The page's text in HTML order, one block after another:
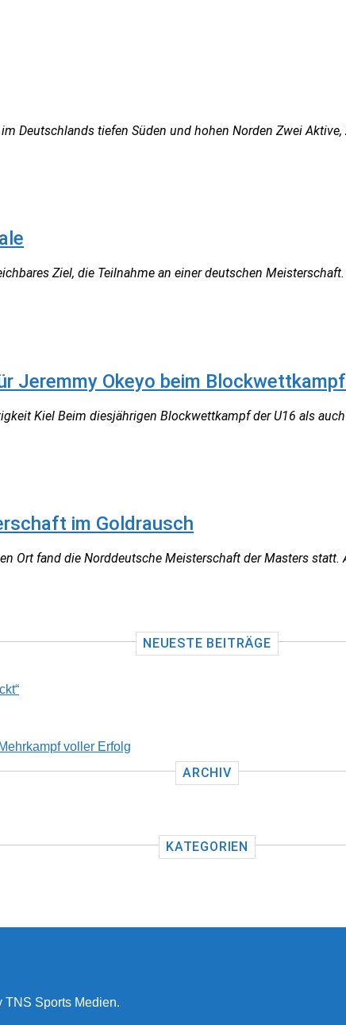
Deutschlands tiefen Süden und hohen Norden Zwei
Ziel, die Teilnahme an einer deutschen
Jeremmy Okeyo beim Blockwettkampf
Kiel Beim diesjährigen Blockwettkampf der U16 als
im Goldrausch
Ort fand die Norddeutsche Meisterschaft der Masters
NEUESTE BEITRÄGE
voller Erfolg
ARCHIV
KATEGORIEN
Sports Medien.